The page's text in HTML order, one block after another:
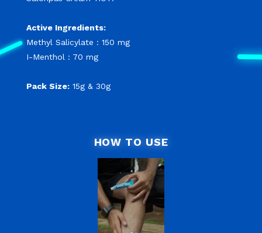
Active Ingredients:
Methyl Salicylate : 150 mg
I-Menthol : 70 mg
Pack Size:15g & 30g
HOW TO USE